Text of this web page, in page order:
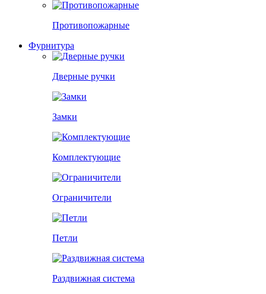
Противопожарные
Фурнитура
Дверные ручки
Замки
Комплектующие
Ограничители
Петли
Раздвижная система